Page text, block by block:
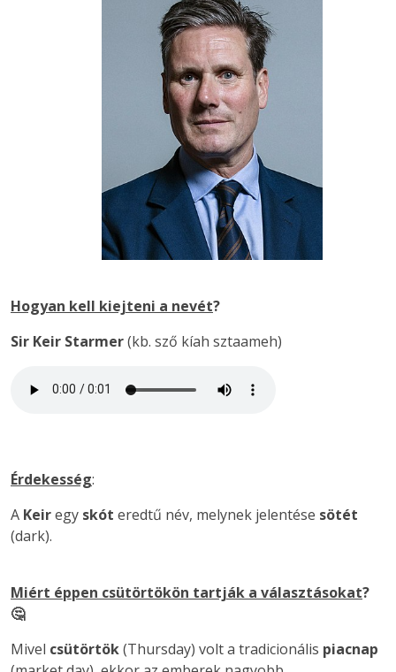
Hogyan kell kiejteni a nevét?
Sir Keir Starmer(kb. sző kíah sztaameh)
Érdekesség:
A Keiregy skót eredtű név, melynek jelentése sötét
(dark).
Miért éppen csütörtökön tartják a választásokat?
🤔
Mivel csütörtök(Thursday) volt a tradicionális piacnap